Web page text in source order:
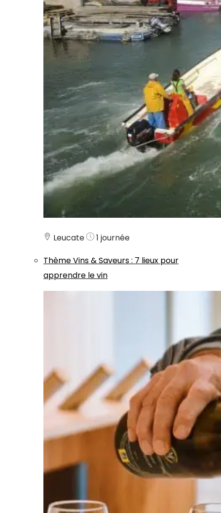
Leucate
1 journée
ThèmeVins & Saveurs: 7 lieux pour
apprendre le vin